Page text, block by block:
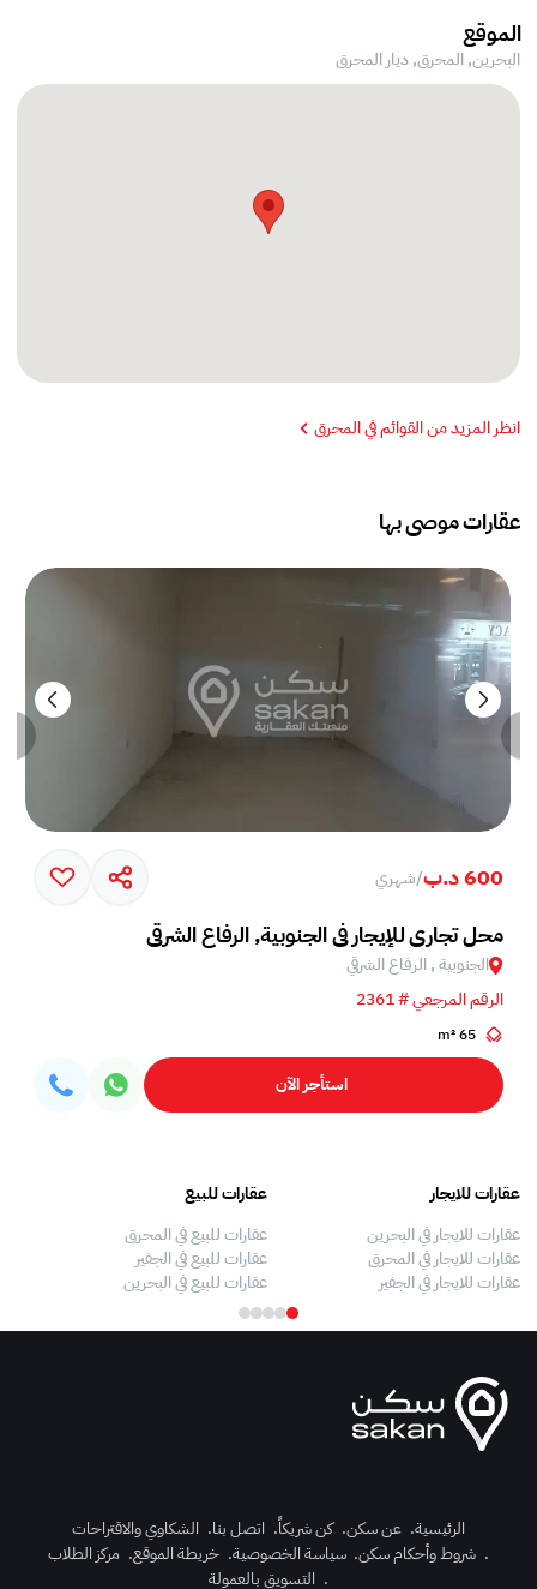
الموقع
البحرين, المحرق, ديار المحرق
انظر المزيد من القوائم في المحرق
عقارات موصى بها
600 د.ب /شهري
محل تجاري للإيجار في الجنوبية, الرفاع الشرقي
الجنوبية , الرفاع الشرقي
الرقم المرجعي # 2361
65 m²
استأجر الآن
عقارات للايجار
عقارات للايجار في البحرين
عقارات للايجار في المحرق
عقارات للايجار في الجفير
عقارات للبيع
عقارات للبيع في المحرق
عقارات للبيع في الجفير
عقارات للبيع في البحرين
الرئيسية. عن سكن. كن شريكاً. اتصل بنا. الشكاوي والاقتراحات
. شروط وأحكام سكن. سياسة الخصوصية. خريطة الموقع. مركز الطلاب
. التسويق بالعمولة